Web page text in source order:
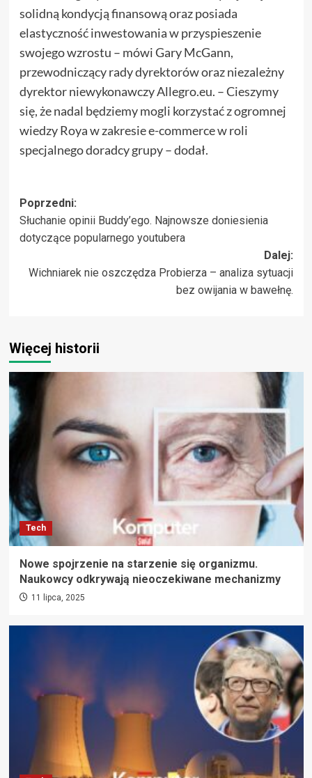
solidną kondycją finansową oraz posiada
elastyczność inwestowania w przyspieszenie
swojego wzrostu – mówi Gary McGann,
przewodniczący rady dyrektorów oraz niezależny
dyrektor niewykonawczy Allegro.eu. – Cieszymy
się, że nadal będziemy mogli korzystać z ogromnej
wiedzy Roya w zakresie e-commerce w roli
specjalnego doradcy grupy – dodał.
Zobacz
wpisy
Poprzedni:
Słuchanie opinii Buddy’ego. Najnowsze doniesienia
dotyczące popularnego youtubera
Dalej:
Wichniarek nie oszczędza Probierza – analiza sytuacji
bez owijania w bawełnę.
Więcej historii
Tech
Nowe spojrzenie na starzenie się organizmu.
Naukowcy odkrywają nieoczekiwane mechanizmy
11 lipca, 2025